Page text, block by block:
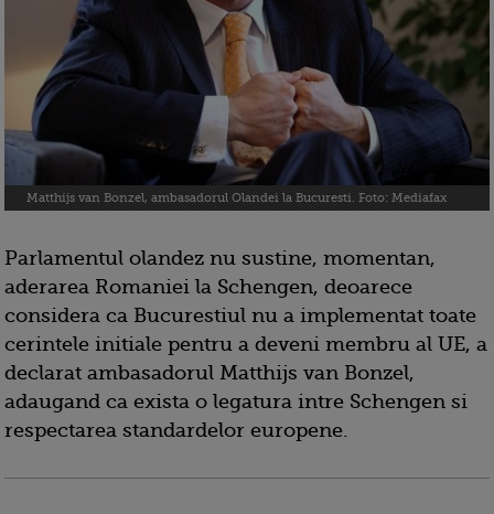
Matthijs van Bonzel, ambasadorul Olandei la Bucuresti. Foto: Mediafax
Parlamentul olandez nu sustine, momentan,
aderarea Romaniei la Schengen, deoarece
considera ca Bucurestiul nu a implementat toate
cerintele initiale pentru a deveni membru al UE, a
declarat ambasadorul Matthijs van Bonzel,
adaugand ca exista o legatura intre Schengen si
respectarea standardelor europene.